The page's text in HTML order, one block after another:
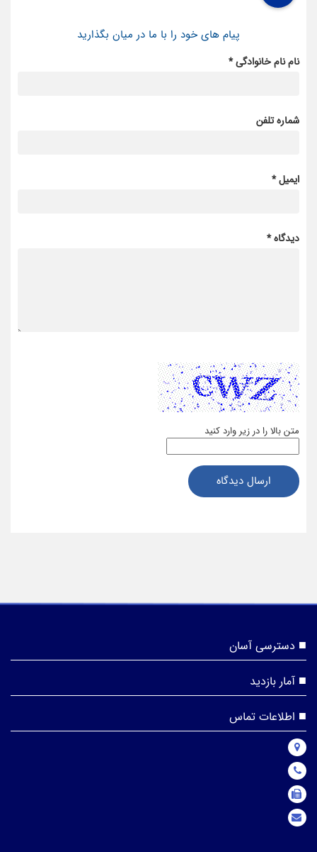
پیام های خود را با ما در میان بگذارید
نام نام خانوادگی *
شماره تلفن
ایمیل *
دیدگاه *
متن بالا را در زیر وارد کنید
ارسال دیدگاه
دسترسی آسان
آمار بازدید
اطلاعات تماس